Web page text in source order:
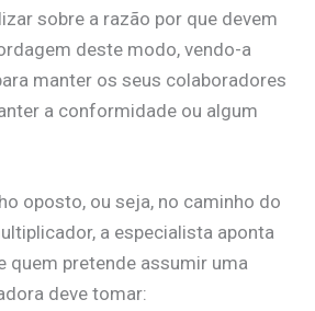
sobre a razão por que devem
deste modo, vendo-a
manter os seus colaboradores
a conformidade ou algum
oposto, ou seja, no caminho do
a especialista aponta
quem pretende assumir uma
deve tomar: